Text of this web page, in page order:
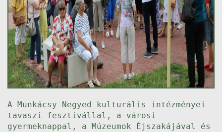
A Munkácsy Negyed kulturális intézményei
tavaszi fesztivállal, a városi
gyermeknappal, a Múzeumok Éjszakájával és